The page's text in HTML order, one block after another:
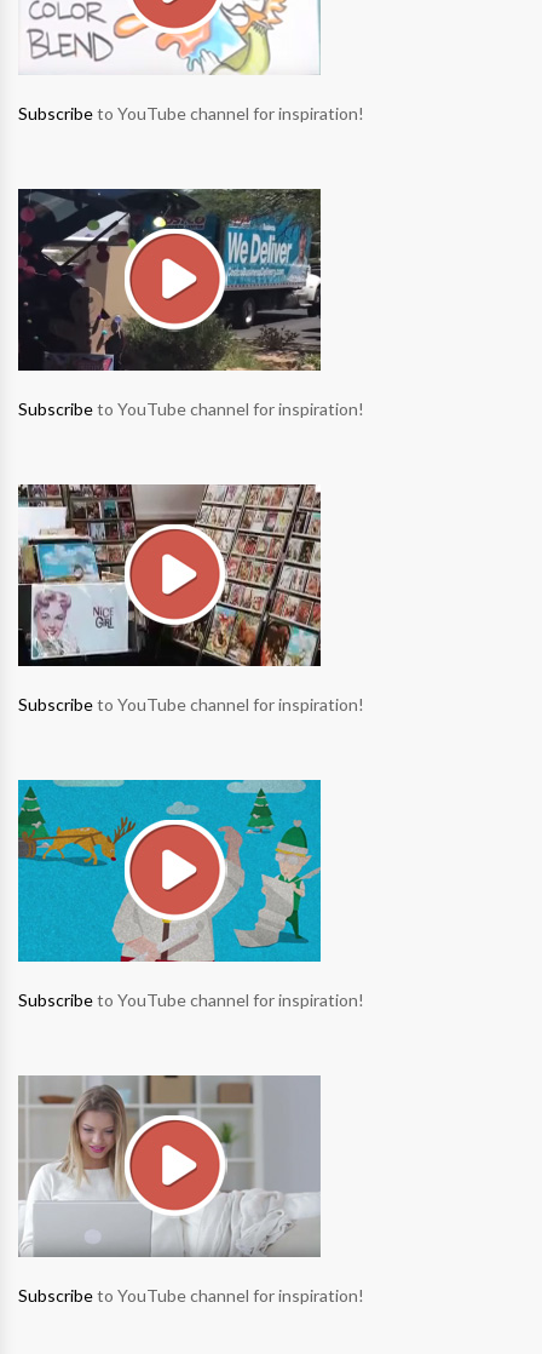
Subscribeto YouTube channel for inspiration!
Subscribeto YouTube channel for inspiration!
Subscribeto YouTube channel for inspiration!
Subscribeto YouTube channel for inspiration!
Subscribeto YouTube channel for inspiration!